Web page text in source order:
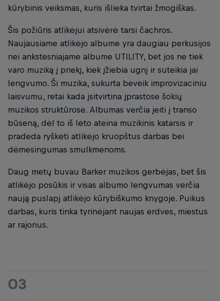
kūrybinis veiksmas, kuris išlieka tvirtai žmogiškas.
Šis požiūris atlikėjui atsivėrė tarsi čachros.
Naujausiame atlikėjo albume yra daugiau perkusijos
nei ankstesniajame albume UTILITY, bet jos ne tiek
varo muziką į priekį, kiek įžiebia ugnį ir suteikia jai
lengvumo. Ši muzika, sukurta beveik improvizaciniu
laisvumu, retai kada įsitvirtina įprastose šokių
muzikos struktūrose. Albumas verčia įeiti į transo
būseną, dėl to iš lėto ateina muzikinis katarsis ir
pradeda ryškėti atlikėjo kruopštus darbas bei
dėmesingumas smulkmenoms.
Daug metų buvau Barker muzikos gerbėjas, bet šis
atlikėjo posūkis ir visas albumo lengvumas verčia
naują puslapį atlikėjo kūrybiškumo knygoje. Puikus
darbas, kuris tinka tyrinėjant naujas erdves, miestus
ar rajonus.
03